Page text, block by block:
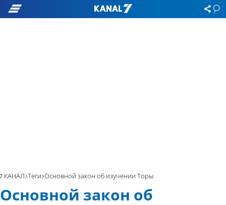
7 КАНАЛ Теги Основной закон об изучении Торы
Основной закон об